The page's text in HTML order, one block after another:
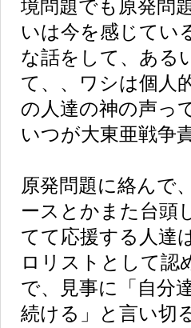
境問題でも原発問
いは今を感じてい
な話をして、ある
て、、ワシは個人
の人達の神の声っ
いつが大東亜戦争
原発問題に絡んで
ースとかまた台頭
てて応援する人達
ロリストとして認
で、見事に「自分
続ける」と言い切